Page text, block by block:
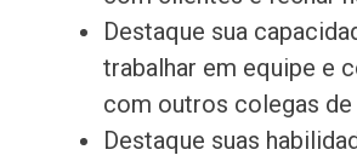
Destaque sua
trabalhar em equipe e
com outros colegas de
Destaque suas